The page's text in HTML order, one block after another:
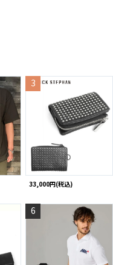
3
33,000円(税込)
6